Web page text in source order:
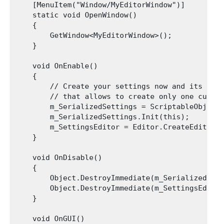
    [MenuItem("Window/MyEditorWindow")]
    static void OpenWindow()
    {
        GetWindow<MyEditorWindow>();
    }
    void OnEnable()
    {
// Create your settings now and its
// that allows to create only one
m_SerializedSettings =
        m_SerializedSettings.Init(this);
m_SettingsEditor =
    }
    void OnDisable()
    {
    }
    void OnGUI()